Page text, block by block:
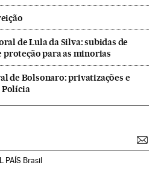
de Lula da Silva: subidas de
proteção para as minorias
de Bolsonaro: privatizações e
Polícia
PAÍS Brasil